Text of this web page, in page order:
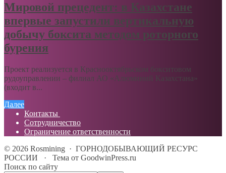
Мировой прецедент: в Казахстане
впервые запустили вертикальную
добычу боксита методом роторного
бурения
Проект реализуется в Краснооктябрьском бокситовом
рудоуправлении – филиал АО «Алюминий Казахстана»
(входит в...
Далее
Контакты
Сотрудничество
Ограничение ответственности
© 2026 Rosmining · ГОРНОДОБЫВАЮЩИЙ РЕСУРС
РОССИИ
· Тема от GoodwinPress.ru
Поиск по сайту